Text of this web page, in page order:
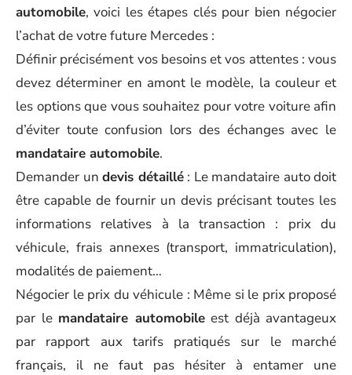
automobile, voici les étapes clés pour bien négocier
l’achat de votre future Mercedes :
Définir précisément vos besoins et vos attentes : vous
devez déterminer en amont le modèle, la couleur et
les options que vous souhaitez pour votre voiture afin
d’éviter toute confusion lors des échanges avec le
mandataire automobile.
Demander un devis détaillé: Le mandataire auto doit
être capable de fournir un devis précisant toutes les
informations relatives à la transaction : prix du
véhicule, frais annexes (transport, immatriculation),
modalités de paiement…
Négocier le prix du véhicule : Même si le prix proposé
par le mandataire automobileest déjà avantageux
par rapport aux tarifs pratiqués sur le marché
français, il ne faut pas hésiter à entamer une